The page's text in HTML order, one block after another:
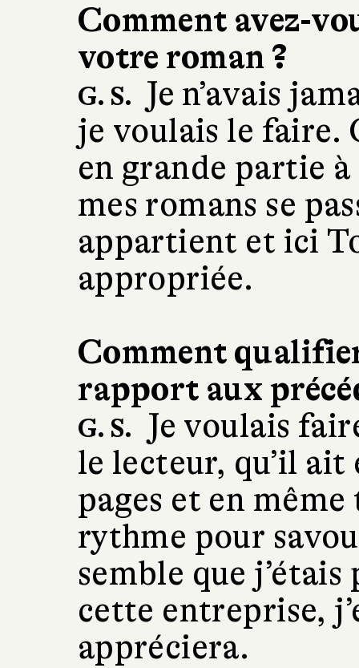
Comment avez-
votre roman ?
G. S. Je n’avais
je voulais le faire.
en grande partie
mes romans se
appartient et ici
appropriée.
Comment
rapport aux
G. S.
Je voulais
le lecteur, qu’il
pages et en
rythme pour
semble que
cette entreprise,
appréciera.